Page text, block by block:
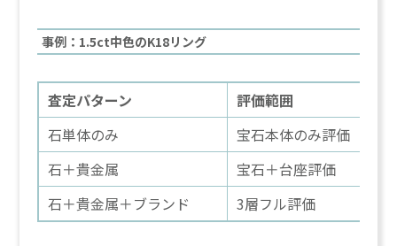
事例：1.5ct中色のK18リング
査定パターン 評価範囲
石単体のみ
宝石本体のみ評価
石＋貴金属
宝石＋台座評価
石＋貴金属＋ブランド
3層フル評価